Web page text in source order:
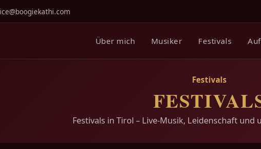
Über mich Musiker Festivals
Festivals
Festivals in Tirol – Live-Musik, Leidenschaft und